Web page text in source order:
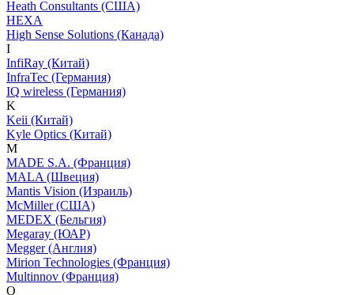
Heath Consultants (США)
HEXA
High Sense Solutions (Канада)
I
InfiRay (Китай)
InfraTec (Германия)
IQ wireless (Германия)
K
Keii (Китай)
Kyle Optics (Китай)
M
MADE S.A. (Франция)
MALA (Швеция)
Mantis Vision (Израиль)
McMiller (США)
MEDEX (Бельгия)
Megaray (ЮАР)
Megger (Англия)
Mirion Technologies (Франция)
Multinnov (Франция)
O